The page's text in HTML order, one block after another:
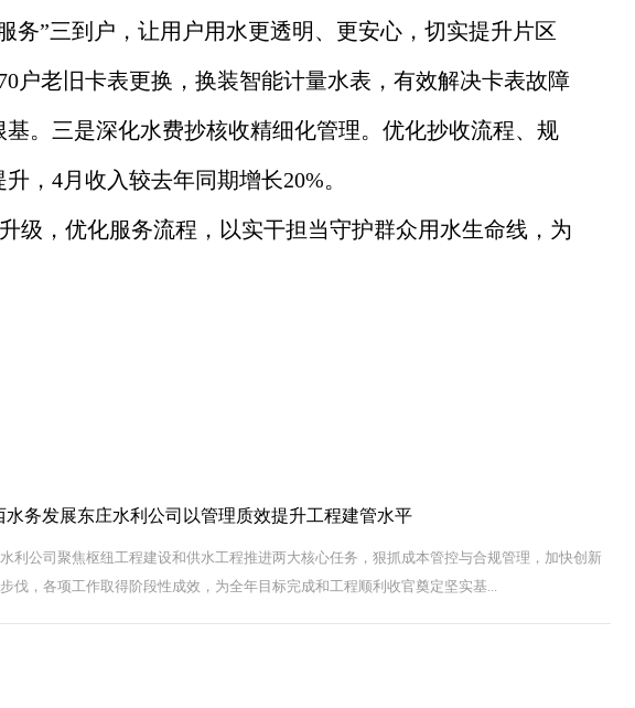
务”三到户，让用户用水更透明、更安心，切实提升片区
户老旧卡表更换，换装智能计量水表，有效解决卡表故障
。三是深化水费抄核收精细化管理。优化抄收流程、规
，4月收入较去年同期增长20%。
级，优化服务流程，以实干担当守护群众用水生命线，为
水务发展东庄水利公司以管理质效提升工程建管水平
利公司聚焦枢纽工程建设和供水工程推进两大核心任务，狠抓成本管控与合规管理，加快创新
伐，各项工作取得阶段性成效，为全年目标完成和工程顺利收官奠定坚实基...